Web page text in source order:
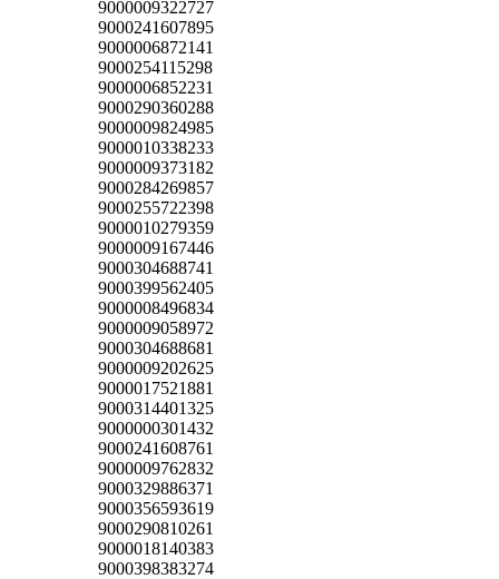
9000009322727
9000241607895
9000006872141
9000254115298
9000006852231
9000290360288
9000009824985
9000010338233
9000009373182
9000284269857
9000255722398
9000010279359
9000009167446
9000304688741
9000399562405
9000008496834
9000009058972
9000304688681
9000009202625
9000017521881
9000314401325
9000000301432
9000241608761
9000009762832
9000329886371
9000356593619
9000290810261
9000018140383
9000398383274